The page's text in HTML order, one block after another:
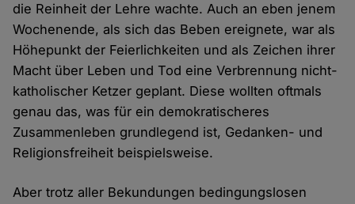
die Reinheit der Lehre wachte. Auch an eben jenem
Wochenende, als sich das Beben ereignete, war als
Höhepunkt der Feierlichkeiten und als Zeichen ihrer
Macht über Leben und Tod eine Verbrennung nicht-
katholischer Ketzer geplant. Diese wollten oftmals
genau das, was für ein demokratischeres
Zusammenleben grundlegend ist, Gedanken- und
Religionsfreiheit beispielsweise.
Aber trotz aller Bekundungen bedingungslosen